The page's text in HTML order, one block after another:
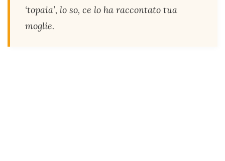
‘topaia’, lo so, ce lo ha raccontato tua
moglie.